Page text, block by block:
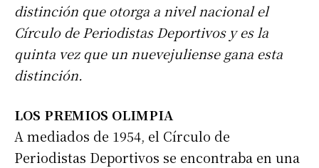
distinción que otorga a nivel nacional el
Círculo de Periodistas Deportivos y es la
quinta vez que un nuevejuliense gana esta
distinción.
LOS PREMIOS OLIMPIA
A mediados de 1954, el Círculo de
Periodistas Deportivos se encontraba en una